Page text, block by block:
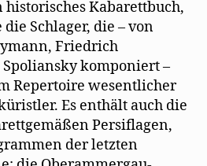
Kabarettbuch,
Schlager, die – von
Friedrich
komponiert –
Repertoire wesentlicher
Es enthält auch die
Persiflagen,
der letzten